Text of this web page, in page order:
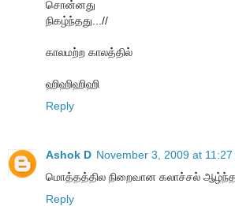
சொன்னது
நிகழ்ந்தது...//
காலமற்ற காலத்தில்
ஹிஹிஹிஹி
Reply
Ashok D November 3, 2009 at 11:27
மொத்தத்தில நிறைவான கலாச்சல் ஆழ்ந்த
Reply